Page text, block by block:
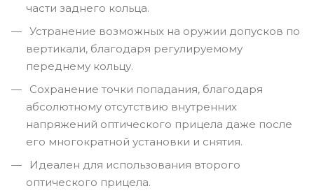
части заднего кольца.
Устранение возможных на оружии допусков по
вертикали, благодаря регулируемому
переднему кольцу.
Сохранение точки попадания, благодаря
абсолютному отсутствию внутренних
напряжений оптического прицела даже после
его многократной установки и снятия.
Идеален для использования второго
оптического прицела.